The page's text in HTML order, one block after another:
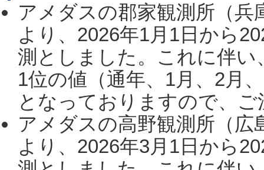
アメダスの郡家観測所（
より、2026年1月1日から
測としました。これに伴い
1位の値（通年、1月、2月
となっておりますので、
アメダスの高野観測所（
より、2026年3月1日から